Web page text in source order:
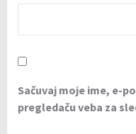
Sačuvaj moje ime, e-
pregledaču veba za